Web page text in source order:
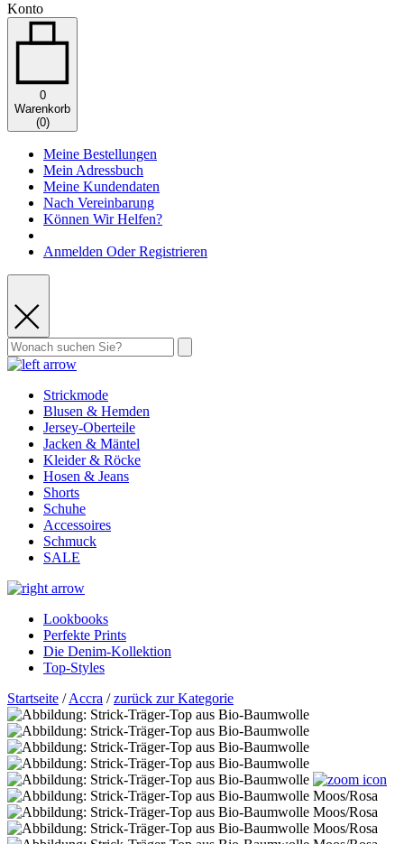
Konto
0
Warenkorb
(0)
Meine Bestellungen
Mein Adressbuch
Meine Kundendaten
Nach Vereinbarung
Können Wir Helfen?
Anmelden Oder Registrieren
Strickmode
Blusen & Hemden
Jersey-Oberteile
Jacken & Mäntel
Kleider & Röcke
Hosen & Jeans
Shorts
Schuhe
Accessoires
Schmuck
SALE
Lookbooks
Perfekte Prints
Die Denim-Kollektion
Top-Styles
Startseite /Accra /zurück zur Kategorie